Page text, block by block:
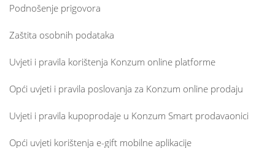
Podnošenje prigovora
Zaštita osobnih podataka
Uvjeti i pravila korištenja Konzum online platforme
Opći uvjeti i pravila poslovanja za Konzum online prodaju
Uvjeti i pravila kupoprodaje u Konzum Smart prodavaonici
Opći uvjeti korištenja e-gift mobilne aplikacije